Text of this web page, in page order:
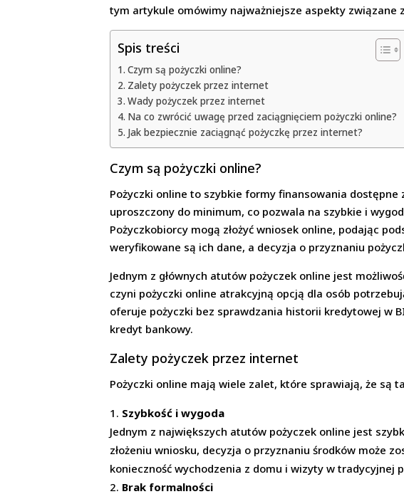
tym artykule omówimy najważniejsze aspekty związane
Spis treści
Czym są pożyczki online?
Zalety pożyczek przez internet
Wady pożyczek przez internet
Na co zwrócić uwagę przed zaciągnięciem pożyczki online?
Jak bezpiecznie zaciągnąć pożyczkę przez internet?
Czym są pożyczki online?
Pożyczki online to szybkie formy finansowania
uproszczony do minimum, co pozwala na szybkie i
Pożyczkobiorcy mogą złożyć wniosek online, podając
weryfikowane są ich dane, a decyzja o przyznaniu
Jednym z głównych atutów pożyczek online jest
czyni pożyczki online atrakcyjną opcją dla osób
oferuje pożyczki bez sprawdzania historii kredytowej w
kredyt bankowy.
Zalety pożyczek przez internet
Pożyczki online mają wiele zalet, które sprawiają, że są
Szybkość i wygoda
Jednym z największych atutów pożyczek online jest
złożeniu wniosku, decyzja o przyznaniu środków może
konieczność wychodzenia z domu i wizyty w tradycyjnej
Brak formalności